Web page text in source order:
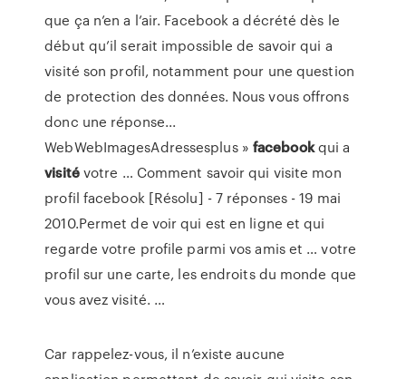
que ça n’en a l’air. Facebook a décrété dès le
début qu’il serait impossible de savoir qui a
visité son profil, notamment pour une question
de protection des données. Nous vous offrons
donc une réponse...
WebWebImagesAdressesplus » facebookqui a
visitévotre … Comment savoir qui visite mon
profil facebook [Résolu] - 7 réponses - 19 mai
2010.Permet de voir qui est en ligne et qui
regarde votre profile parmi vos amis et … votre
profil sur une carte, les endroits du monde que
vous avez visité. …
Car rappelez-vous, il n’existe aucune